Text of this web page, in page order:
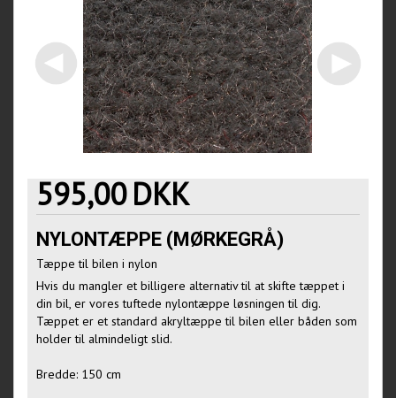
595,00DKK
NYLONTÆPPE (MØRKEGRÅ)
Tæppe til bilen i nylon
Hvis du mangler et billigere alternativ til at skifte tæppet i
din bil, er vores tuftede nylontæppe løsningen til dig.
Tæppet er et standard akryltæppe til bilen eller båden som
holder til almindeligt slid.
Bredde: 150 cm